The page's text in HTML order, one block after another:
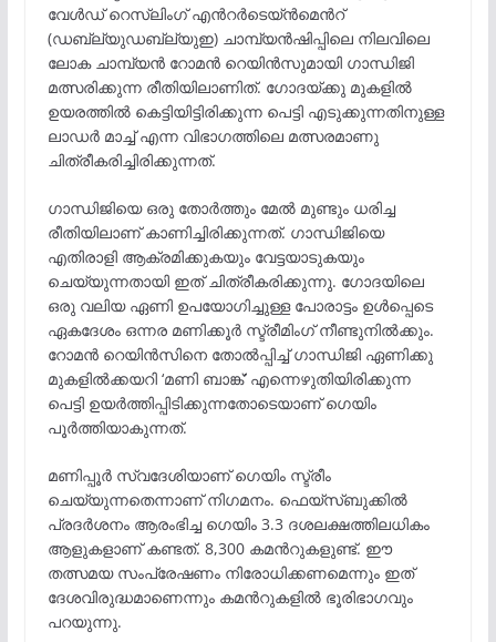
വേൾഡ് റെസ്ലിംഗ് എന്‍റർടെയ്ൻമെന്‍റ്
(ഡബ്ല്യുഡബ്ല്യുഇ) ചാമ്പ്യൻഷിപ്പിലെ നിലവിലെ
ലോക ചാമ്പ്യൻ റോമൻ റെയിൻസുമായി ഗാന്ധിജി
മത്സരിക്കുന്ന രീതിയിലാണിത്. ഗോദയ്ക്കു മുകളില്‍
ഉയരത്തില്‍ കെട്ടിയിട്ടിരിക്കുന്ന പെട്ടി എടുക്കുന്നതിനുള്ള
ലാഡര്‍ മാച്ച് എന്ന വിഭാഗത്തിലെ മത്സരമാണു
ചിത്രീകരിച്ചിരിക്കുന്നത്.
ഗാന്ധിജിയെ ഒരു തോർത്തും മേൽ മുണ്ടും ധരിച്ച
രീതിയിലാണ് കാണിച്ചിരിക്കുന്നത്. ഗാന്ധിജിയെ
എതിരാളി ആക്രമിക്കുകയും വേട്ടയാടുകയും
ചെയ്യുന്നതായി ഇത് ചിത്രീകരിക്കുന്നു. ഗോദയിലെ
ഒരു വലിയ ഏണി ഉപയോഗിച്ചുള്ള പോരാട്ടം ഉൾപ്പെടെ
ഏകദേശം ഒന്നര മണിക്കൂർ സ്ട്രീമിംഗ് നീണ്ടുനിൽക്കും.
റോമന്‍ റെയിന്‍സിനെ തോല്‍പ്പിച്ച് ഗാന്ധിജി ഏണിക്കു
മുകളില്‍ക്കയറി ‘മണി ബാങ്ക്’ എന്നെഴുതിയിരിക്കുന്ന
പെട്ടി ഉയര്‍ത്തിപ്പിടിക്കുന്നതോടെയാണ് ഗെയിം
പൂര്‍ത്തിയാകുന്നത്.
മണിപ്പൂർ സ്വദേശിയാണ് ഗെയിം സ്ട്രീം
ചെയ്യുന്നതെന്നാണ് നിഗമനം. ഫെയ്സ്ബുക്കിൽ
പ്രദർശനം ആരംഭിച്ച ഗെയിം 3.3 ദശലക്ഷത്തിലധികം
ആളുകളാണ് കണ്ടത്. 8,300 കമന്‍റുകളുണ്ട്. ഈ
തത്സമയ സംപ്രേഷണം നിരോധിക്കണമെന്നും ഇത്
ദേശവിരുദ്ധമാണെന്നും കമന്‍റുകളിൽ ഭൂരിഭാഗവും
പറയുന്നു.